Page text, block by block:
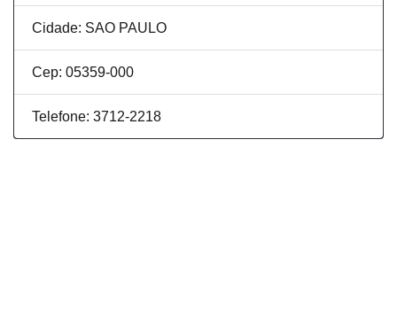
Cidade: SAO PAULO
Cep: 05359-000
Telefone: 3712-2218